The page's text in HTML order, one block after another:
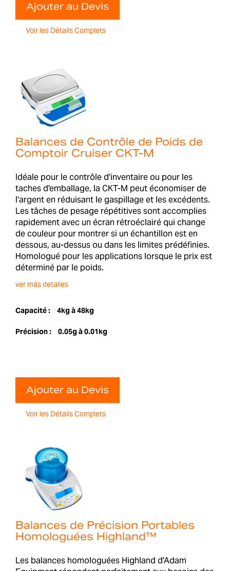
Ajouter au Devis
Voir les Détails Complets
Balances de Contrôle de Poids de
Comptoir Cruiser CKT-M
Idéale pour le contrôle d'inventaire ou pour les
taches d'emballage, la CKT-M peut économiser de
l'argent en réduisant le gaspillage et les excédents.
Les tâches de pesage répétitives sont accomplies
rapidement avec un écran rétroéclairé qui change
de couleur pour montrer si un échantillon est en
dessous, au-dessus ou dans les limites prédéfinies.
Homologué pour les applications lorsque le prix est
déterminé par le poids.
ver más detalles
Capacité : 4kg à 48kg
Précision : 0.05g à 0.01kg
Ajouter au Devis
Voir les Détails Complets
Balances de Précision Portables
Homologuées Highland™
Les balances homologuées Highland d'Adam